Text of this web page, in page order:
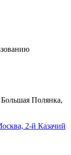
Полянка,
2-й Казачий